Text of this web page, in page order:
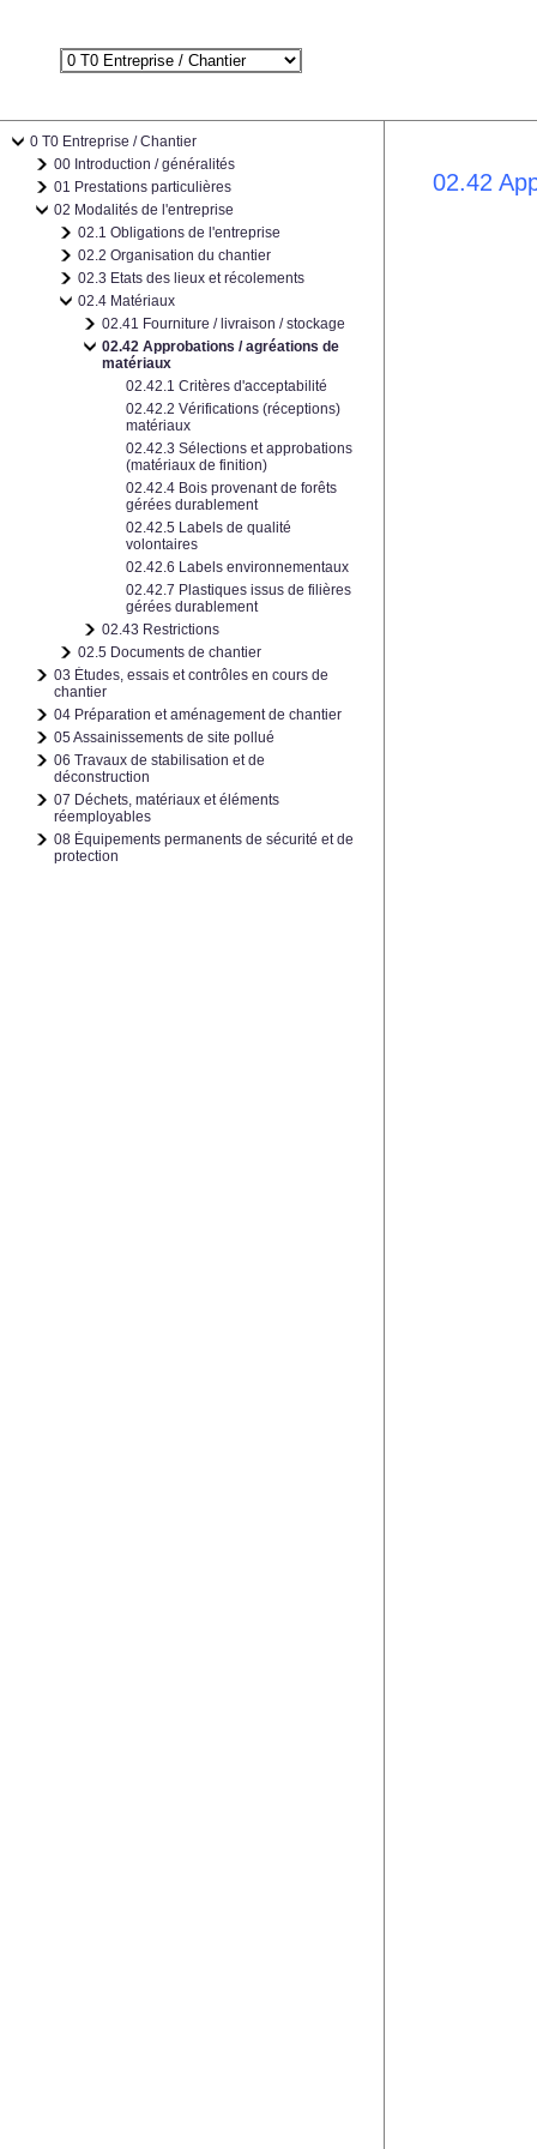
0 T0 Entreprise / Chantier
00 Introduction / généralités
01 Prestations particulières
02 Modalités de l'entreprise
02.1 Obligations de l'entreprise
02.2 Organisation du chantier
02.3 Etats des lieux et récolements
02.4 Matériaux
02.41 Fourniture / livraison / stockage
02.42 Approbations / agréations de
matériaux
02.42.1 Critères d'acceptabilité
02.42.2 Vérifications (réceptions)
matériaux
02.42.3 Sélections et approbations
(matériaux de finition)
02.42.4 Bois provenant de forêts
gérées durablement
02.42.5 Labels de qualité
volontaires
02.42.6 Labels environnementaux
02.42.7 Plastiques issus de filières
gérées durablement
02.43 Restrictions
02.5 Documents de chantier
03 Études, essais et contrôles en cours de
chantier
04 Préparation et aménagement de chantier
05 Assainissements de site pollué
06 Travaux de stabilisation et de
déconstruction
07 Déchets, matériaux et éléments
réemployables
08 Équipements permanents de sécurité et de
protection
02.42